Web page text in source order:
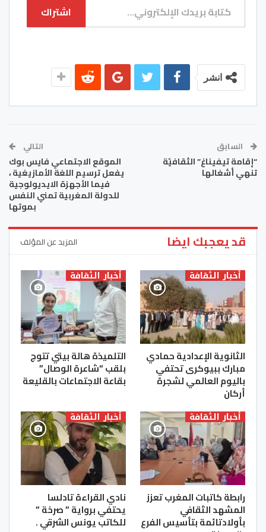
اشتراك
انشر
السابق
“إقامة تيفيناغ” الثقافيّة
تنهي أشغالها
التالي
الموقع الاجتماعي فايس بوك
يفعل ترسيم اللغة الأمازيغية ،
فيما الأجهزة الايديولوجية
للدولة المغربية تمني النفس
بموتها
قد يعجبك ايضا المزيد عن المؤلف
أخبار الثقافة
الثانوية الإعدادية حمادي
مبارك ببيوكرى تحتفي
باليوم العالمي لشجرة
أركان
أخبار الثقافة
التلميذة هالة بيتي تتوج
بلقب “شاعرة الوصال”
بقاعة الاجتماعات بالقليعة
أخبار الثقافة
رابطة كاتبات المغرب تعزز
المشهد الثقافي
بأولادتائمة بتأسيس الفرع
أخبار الثقافة
نادي القراءة تادلسا
يحتفي برواية ” صرخة ”
للكاتب يونس الشرقي .